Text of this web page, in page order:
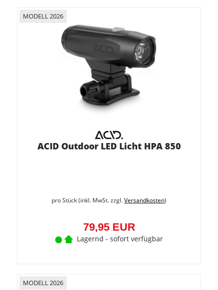
MODELL 2026
ACID Outdoor LED Licht HPA 850
pro Stück (inkl. MwSt. zzgl.Versandkosten)
79,95 EUR
Lagernd - sofort verfügbar
MODELL 2026